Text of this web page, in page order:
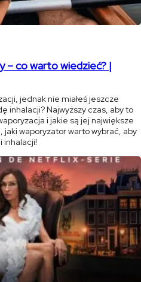
– co warto wiedzieć? |
jednak nie miałeś jeszcze
inhalacji? Najwyższy czas, aby to
i jakie są jej największe
jaki waporyzator warto wybrać, aby
inhalacji!